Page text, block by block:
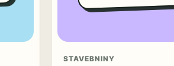
STAVEBNINY